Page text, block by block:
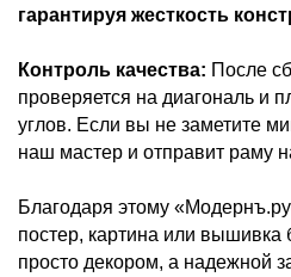
гарантируя жесткость
Контроль качества: После
проверяется на диагональ и
углов. Если вы не заметите
наш мастер и отправит раму
Благодаря этому
постер, картина или вышивка
просто декором, а надежной